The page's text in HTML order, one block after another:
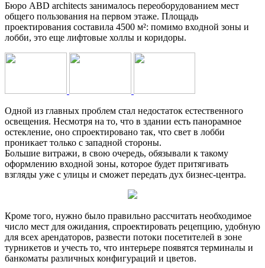
Бюро ABD architects занималось переоборудованием мест
общего пользования на первом этаже. Площадь
проектирования составила 4500 м²: помимо входной зоны и
лобби, это еще лифтовые холлы и коридоры.
Одной из главных проблем стал недостаток естественного
освещения. Несмотря на то, что в здании есть панорамное
остекление, оно спроектировано так, что свет в лобби
проникает только с западной стороны.
Большие витражи, в свою очередь, обязывали к такому
оформлению входной зоны, которое будет притягивать
взгляды уже с улицы и сможет передать дух бизнес-центра.
Кроме того, нужно было правильно рассчитать необходимое
число мест для ожидания, спроектировать рецепцию, удобную
для всех арендаторов, развести потоки посетителей в зоне
турникетов и учесть то, что интерьере появятся терминалы и
банкоматы различных конфигураций и цветов.